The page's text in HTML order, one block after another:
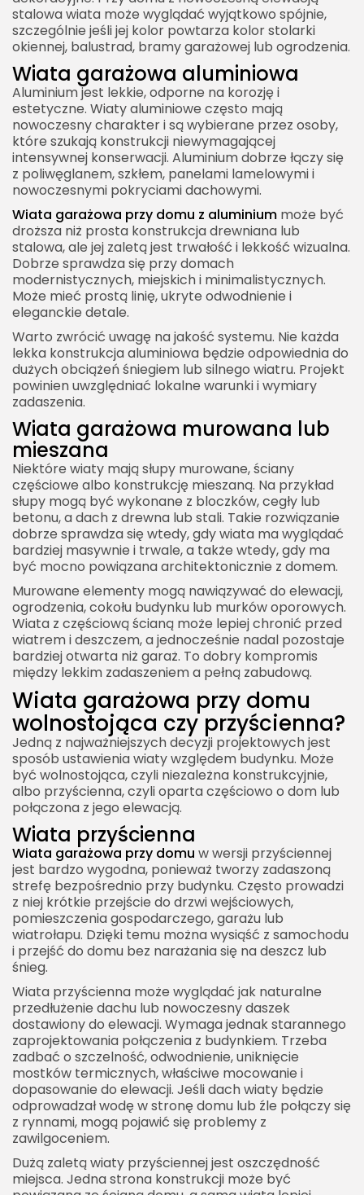
stalowa wiata może wyglądać wyjątkowo spójnie,
szczególnie jeśli jej kolor powtarza kolor stolarki
okiennej, balustrad, bramy garażowej lub ogrodzenia.
Wiata garażowa aluminiowa
Aluminium jest lekkie, odporne na korozję i
estetyczne. Wiaty aluminiowe często mają
nowoczesny charakter i są wybierane przez osoby,
które szukają konstrukcji niewymagającej
intensywnej konserwacji. Aluminium dobrze łączy się
z poliwęglanem, szkłem, panelami lamelowymi i
nowoczesnymi pokryciami dachowymi.
Wiata garażowa przy domu z aluminium może być
droższa niż prosta konstrukcja drewniana lub
stalowa, ale jej zaletą jest trwałość i lekkość wizualna.
Dobrze sprawdza się przy domach
modernistycznych, miejskich i minimalistycznych.
Może mieć prostą linię, ukryte odwodnienie i
eleganckie detale.
Warto zwrócić uwagę na jakość systemu. Nie każda
lekka konstrukcja aluminiowa będzie odpowiednia do
dużych obciążeń śniegiem lub silnego wiatru. Projekt
powinien uwzględniać lokalne warunki i wymiary
zadaszenia.
Wiata garażowa murowana lub
mieszana
Niektóre wiaty mają słupy murowane, ściany
częściowe albo konstrukcję mieszaną. Na przykład
słupy mogą być wykonane z bloczków, cegły lub
betonu, a dach z drewna lub stali. Takie rozwiązanie
dobrze sprawdza się wtedy, gdy wiata ma wyglądać
bardziej masywnie i trwale, a także wtedy, gdy ma
być mocno powiązana architektonicznie z domem.
Murowane elementy mogą nawiązywać do elewacji,
ogrodzenia, cokołu budynku lub murków oporowych.
Wiata z częściową ścianą może lepiej chronić przed
wiatrem i deszczem, a jednocześnie nadal pozostaje
bardziej otwarta niż garaż. To dobry kompromis
między lekkim zadaszeniem a pełną zabudową.
Wiata garażowa przy domu
wolnostojąca czy przyścienna?
Jedną z najważniejszych decyzji projektowych jest
sposób ustawienia wiaty względem budynku. Może
być wolnostojąca, czyli niezależna konstrukcyjnie,
albo przyścienna, czyli oparta częściowo o dom lub
połączona z jego elewacją.
Wiata przyścienna
Wiata garażowa przy domu w wersji przyściennej
jest bardzo wygodna, ponieważ tworzy zadaszoną
strefę bezpośrednio przy budynku. Często prowadzi
z niej krótkie przejście do drzwi wejściowych,
pomieszczenia gospodarczego, garażu lub
wiatrołapu. Dzięki temu można wysiąść z samochodu
i przejść do domu bez narażania się na deszcz lub
śnieg.
Wiata przyścienna może wyglądać jak naturalne
przedłużenie dachu lub nowoczesny daszek
dostawiony do elewacji. Wymaga jednak starannego
zaprojektowania połączenia z budynkiem. Trzeba
zadbać o szczelność, odwodnienie, uniknięcie
mostków termicznych, właściwe mocowanie i
dopasowanie do elewacji. Jeśli dach wiaty będzie
odprowadzał wodę w stronę domu lub źle połączy się
z rynnami, mogą pojawić się problemy z
zawilgoceniem.
Dużą zaletą wiaty przyściennej jest oszczędność
miejsca. Jedna strona konstrukcji może być